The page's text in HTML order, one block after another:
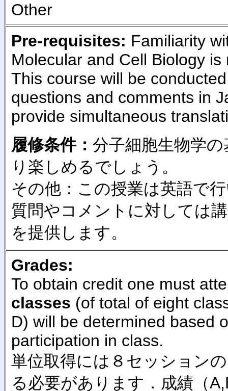
Other
Pre-requisites: Familiarity
Molecular and Cell Biology
This course will be
questions and comments in
provide simultaneous
履修条件： 分子細胞生物学
り楽しめるでしょう。
その他：この授業は英語で
質問やコメントに対しては
を提供します。
Grades:
To obtain credit one must
classes (of total of eight
D) will be determined based
participation in class.
単位取得には８セッション
る必要があります．成績（